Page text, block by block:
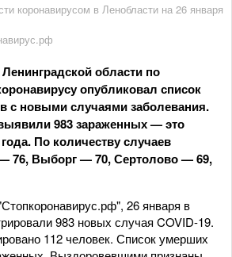
коронавирусом в Ленобласти на 26 января
области по
опубликовал список
с новыми случаями заболевания.
983 зараженных — это
По количеству случаев
76, Выборг — 70, Сертолово — 69,
26 января в
983 новых случая COVID-19.
112 человек. Список умерших